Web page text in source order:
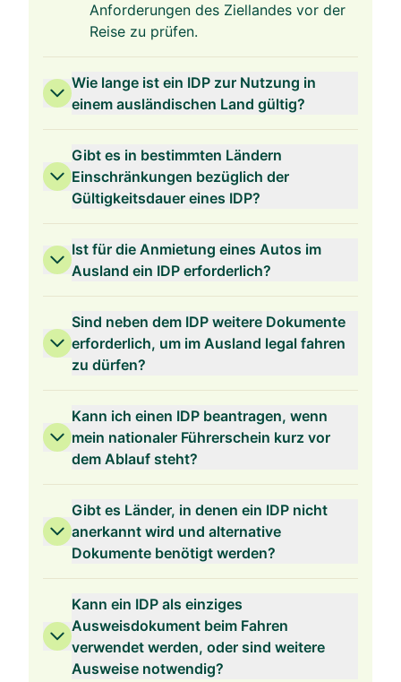
Anforderungen des Ziellandes vor der
Reise zu prüfen.
Wie lange ist ein IDP zur Nutzung in
einem ausländischen Land gültig?
Gibt es in bestimmten Ländern
Einschränkungen bezüglich der
Gültigkeitsdauer eines IDP?
Ist für die Anmietung eines Autos im
Ausland ein IDP erforderlich?
Sind neben dem IDP weitere Dokumente
erforderlich, um im Ausland legal fahren
zu dürfen?
Kann ich einen IDP beantragen, wenn
mein nationaler Führerschein kurz vor
dem Ablauf steht?
Gibt es Länder, in denen ein IDP nicht
anerkannt wird und alternative
Dokumente benötigt werden?
Kann ein IDP als einziges
Ausweisdokument beim Fahren
verwendet werden, oder sind weitere
Ausweise notwendig?